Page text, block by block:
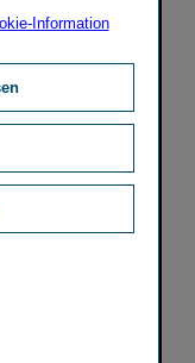
Information